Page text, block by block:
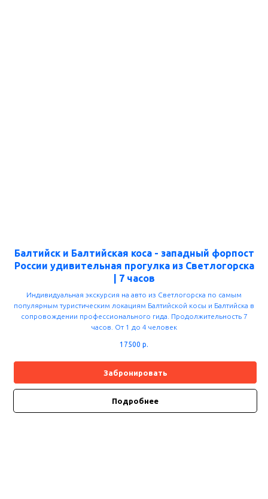
Балтийск и Балтийская коса - западный форпост
России удивительная прогулка из Светлогорска
| 7 часов
Индивидуальная экскурсия на авто из Светлогорска по самым
популярным туристическим локациям Балтийской косы и Балтийска в
сопровождении профессионального гида. Продолжительность 7
часов. От 1 до 4 человек
17500 р.
Забронировать
Подробнее